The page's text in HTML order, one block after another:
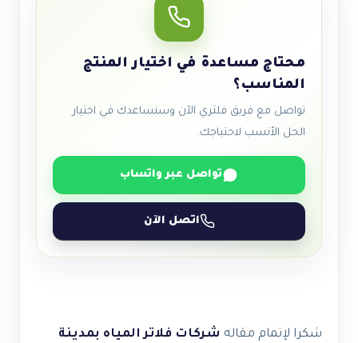
محتاج مساعدة في اختيار المنتج
المناسب؟
تواصل مع فريق فلتري الآن وسنساعدك في اختيار
الحل الأنسب لاحتياجك.
تواصل عبر واتساب
اتصل الآن
شكرا لإتمام مقاله شركات فلاتر المياه بمدينة